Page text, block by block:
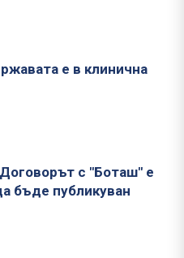
е в клинична
с "Боташ" е
бъде публикуван